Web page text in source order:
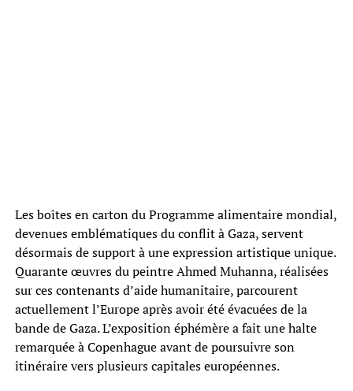
Les boîtes en carton du Programme alimentaire mondial,
devenues emblématiques du conflit à Gaza, servent
désormais de support à une expression artistique unique.
Quarante œuvres du peintre Ahmed Muhanna, réalisées
sur ces contenants d’aide humanitaire, parcourent
actuellement l’Europe après avoir été évacuées de la
bande de Gaza. L’exposition éphémère a fait une halte
remarquée à Copenhague avant de poursuivre son
itinéraire vers plusieurs capitales européennes.